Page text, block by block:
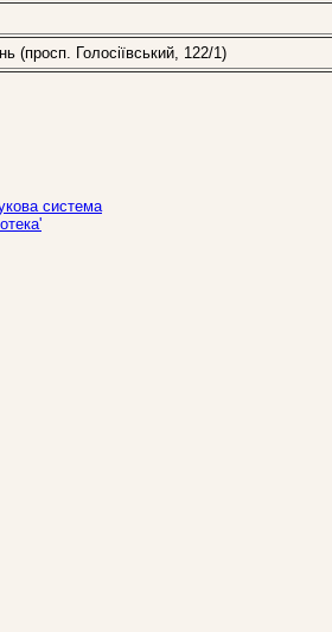
(просп. Голосіївський, 122/1)
система